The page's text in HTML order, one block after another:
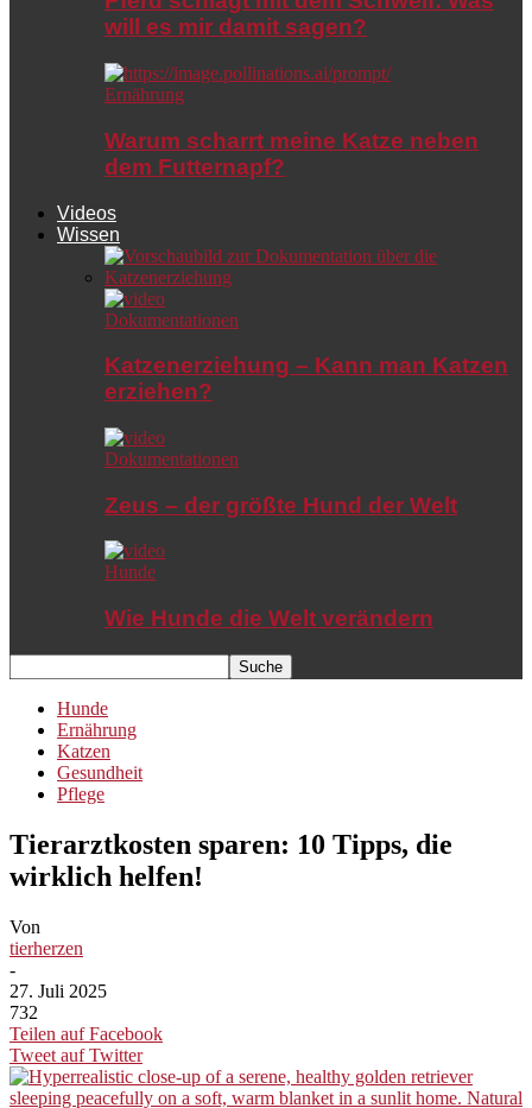
will es mir damit sagen?
Ernährung
Warum scharrt meine Katze neben
dem Futternapf?
Videos
Wissen
Dokumentationen
Katzenerziehung – Kann man Katzen
erziehen?
Dokumentationen
Zeus – der größte Hund der Welt
Hunde
Wie Hunde die Welt verändern
Hunde
Ernährung
Katzen
Gesundheit
Pflege
Tierarztkosten sparen: 10 Tipps, die
wirklich helfen!
Von
tierherzen
-
27. Juli 2025
732
Teilen auf Facebook
Tweet auf Twitter